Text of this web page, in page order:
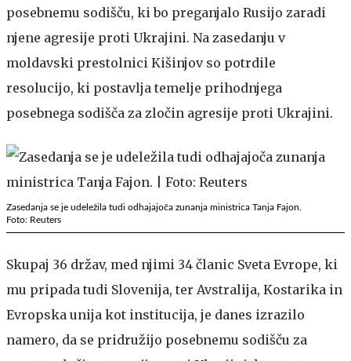
posebnemu sodišču, ki bo preganjalo Rusijo zaradi
njene agresije proti Ukrajini. Na zasedanju v
moldavski prestolnici Kišinjov so potrdile
resolucijo, ki postavlja temelje prihodnjega
posebnega sodišča za zločin agresije proti Ukrajini.
Zasedanja se je udeležila tudi odhajajoča zunanja ministrica Tanja Fajon.
Foto: Reuters
Skupaj 36 držav, med njimi 34 članic Sveta Evrope, ki
mu pripada tudi Slovenija, ter Avstralija, Kostarika in
Evropska unija kot institucija, je danes izrazilo
namero, da se pridružijo posebnemu sodišču za